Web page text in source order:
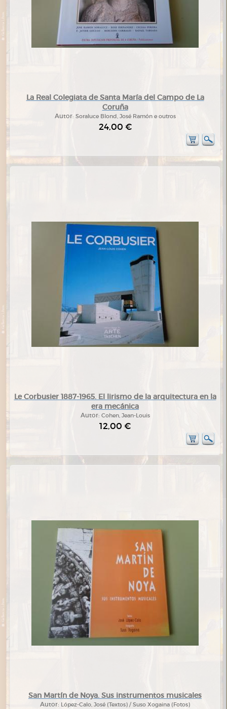
La Real Colegiata de Santa María del Campo de La
Coruña
Autor: Soraluce Blond, José Ramón e outros
24,00 €
Le Corbusier 1887-1965. El lirismo de la arquitectura en la
era mecánica
Autor: Cohen, Jean-Louis
12,00 €
San Martín de Noya. Sus instrumentos musicales
Autor: López-Calo, José (Textos) / Suso Xogaina (Fotos)